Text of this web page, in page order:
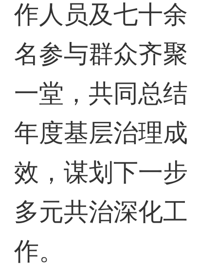
作人员及七十余
名参与群众齐聚
一堂，共同总结
年度基层治理成
效，谋划下一步
多元共治深化工
作。